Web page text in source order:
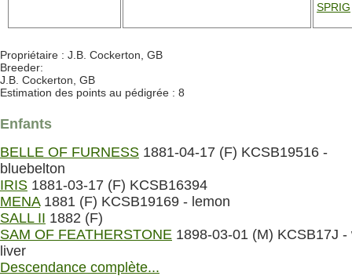
SPRIG
Propriétaire : J.B. Cockerton, GB
Breeder:
J.B. Cockerton, GB
Estimation des points au pédigrée : 8
Enfants
BELLE OF FURNESS 1881-04-17 (F) KCSB19516 -
bluebelton
IRIS 1881-03-17 (F) KCSB16394
MENA1881 (F) KCSB19169 - lemon
SALL II 1882 (F)
SAM OF FEATHERSTONE 1898-03-01 (M) KCSB17J -
liver
Descendance complète...